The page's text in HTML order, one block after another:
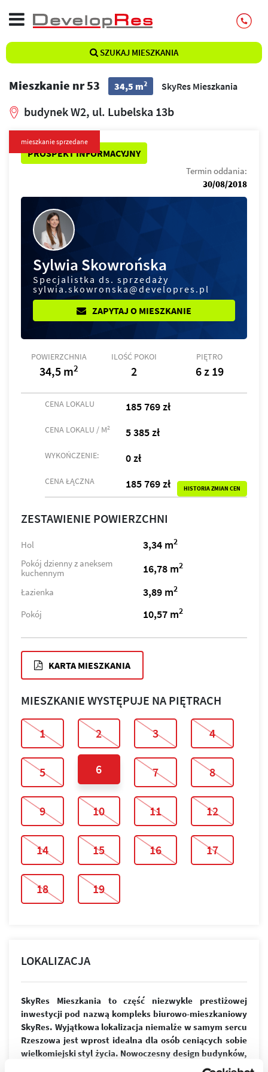
SZUKAJ MIESZKANIA
Mieszkanie nr 53 34,5 m2 SkyRes Mieszkania
budynek W2, ul. Lubelska 13b
PROSPEKT INFORMACYJNY
mieszkanie sprzedane
Termin oddania:
30/08/2018
Sylwia Skowrońska
Specjalistka ds. sprzedaży
sylwia.skowronska@developres.pl
ZAPYTAJ O MIESZKANIE
POWIERZCHNIA
34,5 m2
ILOŚĆ POKOI
2
PIĘTRO
6 z 19
CENA LOKALU 185 769 zł
CENA LOKALU / M2 5 385 zł
WYKOŃCZENIE: 0 zł
CENA ŁĄCZNA 185 769 zł HISTORIA ZMIAN CEN
ZESTAWIENIE POWIERZCHNI
Hol 3,34 m2
Pokój dzienny z aneksem
kuchennym
16,78 m2
Łazienka 3,89 m2
Pokój 10,57 m2
KARTA MIESZKANIA
MIESZKANIE WYSTĘPUJE NA PIĘTRACH
1 2 3 4
5 6 7 8
9 10 11 12
14 15 16 17
18 19
LOKALIZACJA
SkyRes Mieszkania to część niezwykle prestiżowej
inwestycji pod nazwą kompleks biurowo-mieszkaniowy
SkyRes. Wyjątkowa lokalizacja niemalże w samym sercu
Rzeszowa jest wprost idealna dla osób ceniących sobie
wielkomiejski styl życia. Nowoczesny design budynków,
wysoki standard wykończenia, garaże podziemne